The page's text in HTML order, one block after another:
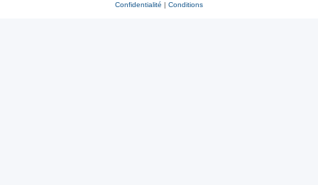
Confidentialité | Conditions